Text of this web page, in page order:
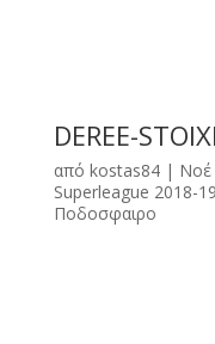
DEREE-
από kostas84| Νοέ
Superleague 2018-19
Ποδοσφαιρο